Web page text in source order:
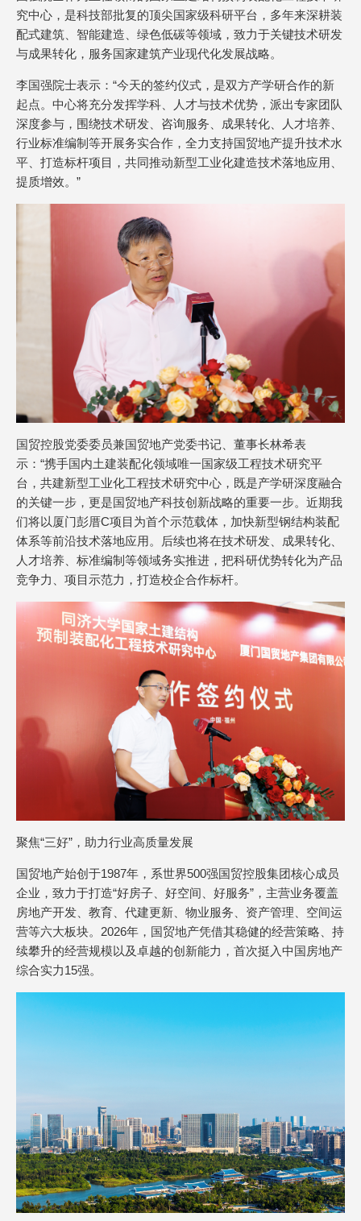
究中心，是科技部批复的顶尖国家级科研平台，多年来深耕装
配式建筑、智能建造、绿色低碳等领域，致力于关键技术研发
与成果转化，服务国家建筑产业现代化发展战略。
李国强院士表示：“今天的签约仪式，是双方产学研合作的新
起点。中心将充分发挥学科、人才与技术优势，派出专家团队
深度参与，围绕技术研发、咨询服务、成果转化、人才培养、
行业标准编制等开展务实合作，全力支持国贸地产提升技术水
平、打造标杆项目，共同推动新型工业化建造技术落地应用、
提质增效。”
国贸控股党委委员兼国贸地产党委书记、董事长林希表
示：“携手国内土建装配化领域唯一国家级工程技术研究平
台，共建新型工业化工程技术研究中心，既是产学研深度融合
的关键一步，更是国贸地产科技创新战略的重要一步。近期我
们将以厦门彭厝C项目为首个示范载体，加快新型钢结构装配
体系等前沿技术落地应用。后续也将在技术研发、成果转化、
人才培养、标准编制等领域务实推进，把科研优势转化为产品
竞争力、项目示范力，打造校企合作标杆。
聚焦“三好”，助力行业高质量发展
国贸地产始创于1987年，系世界500强国贸控股集团核心成员
企业，致力于打造“好房子、好空间、好服务”，主营业务覆盖
房地产开发、教育、代建更新、物业服务、资产管理、空间运
营等六大板块。2026年，国贸地产凭借其稳健的经营策略、持
续攀升的经营规模以及卓越的创新能力，首次挺入中国房地产
综合实力15强。